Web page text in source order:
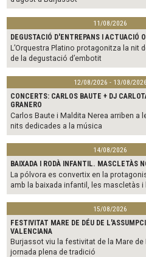
11/08/2026
DEGUSTACIÓ D'ENTREPANS I ACTUACIÓ
L’Orquestra Platino protagonitza la nit
de la degustació d’embotit
12/08/2026 - 13/08/2026
CONCERTS: CARLOS BAUTE + DJ
GRANERO
Carlos Baute i Maldita Nerea arriben a
nits dedicades a la música
14/08/2026
BAIXADA I RODÀ INFANTIL. MASCLETÀS
La pólvora es convertix en la
amb la baixada infantil, les mascletàs i
15/08/2026
FESTIVITAT MARE DE DÉU DE
VALENCIANA
Burjassot viu la festivitat de la Mare de
jornada plena de tradició